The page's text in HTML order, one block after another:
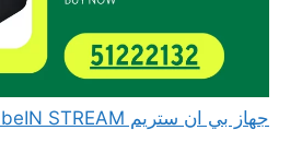
جهاز بي ان ستريم beIN STREAM الكويت مع اشتراك